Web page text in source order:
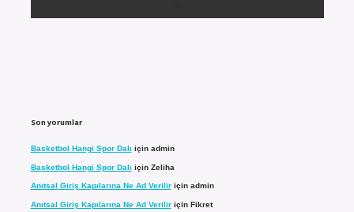
Son yorumlar
Basketbol Hangi Spor Dalı için admin
Basketbol Hangi Spor Dalı için Zeliha
Anıtsal Giriş Kapılarına Ne Ad Veriliriçin admin
Anıtsal Giriş Kapılarına Ne Ad Veriliriçin Fikret